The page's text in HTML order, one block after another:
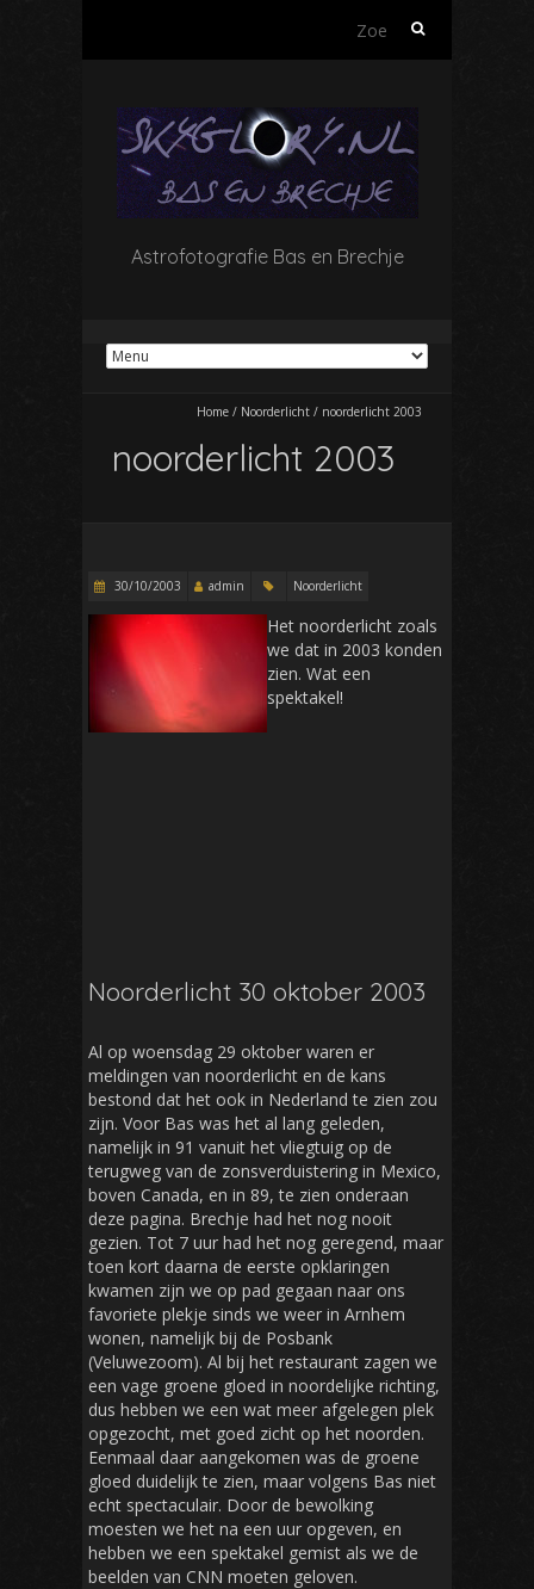
Zoeken
Astrofotografie Bas en Brechje
Home / Noorderlicht / noorderlicht 2003
noorderlicht 2003
30/10/2003 admin Noorderlicht
Het noorderlicht zoals
we dat in 2003 konden
zien. Wat een
spektakel!
Noorderlicht 30 oktober 2003
Al op woensdag 29 oktober waren er
meldingen van noorderlicht en de kans
bestond dat het ook in Nederland te zien zou
zijn. Voor Bas was het al lang geleden,
namelijk in 91 vanuit het vliegtuig op de
terugweg van de zonsverduistering in Mexico,
boven Canada, en in 89, te zien onderaan
deze pagina. Brechje had het nog nooit
gezien. Tot 7 uur had het nog geregend, maar
toen kort daarna de eerste opklaringen
kwamen zijn we op pad gegaan naar ons
favoriete plekje sinds we weer in Arnhem
wonen, namelijk bij de Posbank
(Veluwezoom). Al bij het restaurant zagen we
een vage groene gloed in noordelijke richting,
dus hebben we een wat meer afgelegen plek
opgezocht, met goed zicht op het noorden.
Eenmaal daar aangekomen was de groene
gloed duidelijk te zien, maar volgens Bas niet
echt spectaculair. Door de bewolking
moesten we het na een uur opgeven, en
hebben we een spektakel gemist als we de
beelden van CNN moeten geloven.